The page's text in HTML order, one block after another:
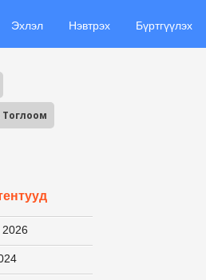
Эхлэл Нэвтрэх Бүртгүүлэх
Тоглоом